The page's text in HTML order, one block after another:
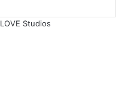
LOVE Studios